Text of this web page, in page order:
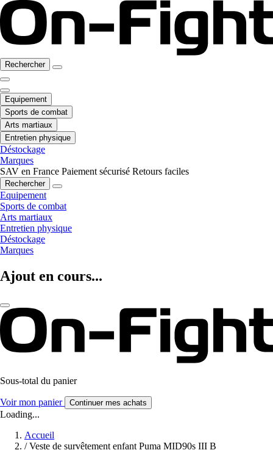
Rechercher
Equipement
Sports de combat
Arts martiaux
Entretien physique
Déstockage
Marques
SAV en France Paiement sécurisé Retours faciles
Rechercher
Equipement
Sports de combat
Arts martiaux
Entretien physique
Déstockage
Marques
Ajout en cours...
Sous-total du panier
Voir mon panier Continuer mes achats
Loading...
Accueil
/ Veste de survêtement enfant Puma MID90s III B